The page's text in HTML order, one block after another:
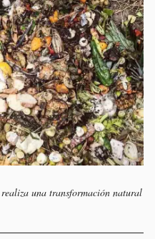
una transformación natural